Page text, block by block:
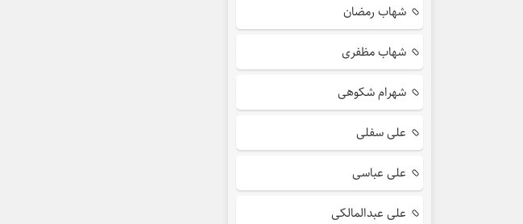
شهاب رمضان
شهاب مظفری
شهرام شکوهی
علی سفلی
علی عباسی
علی عبدالمالکی